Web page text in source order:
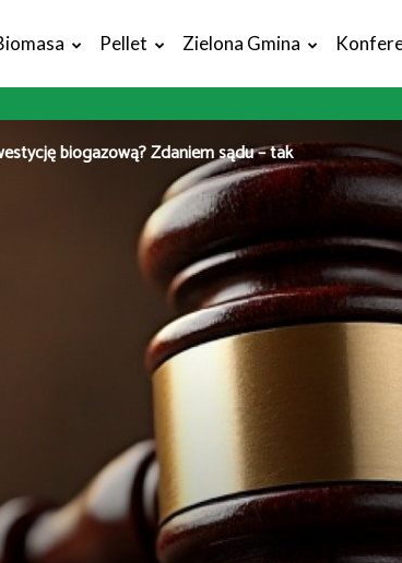
Pellet Zielona Gmina
biogazową? Zdaniem sądu – tak